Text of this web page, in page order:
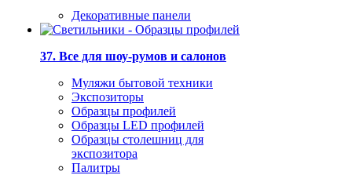
Декоративные панели
37. Все для шоу-румов и салонов
Муляжи бытовой техники
Экспозиторы
Образцы профилей
Образцы LED профилей
Образцы столешниц для
экспозитора
Палитры